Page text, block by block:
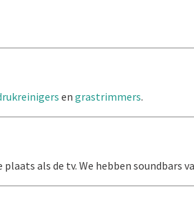
en grastrimmers.
als de tv. We hebben soundbars